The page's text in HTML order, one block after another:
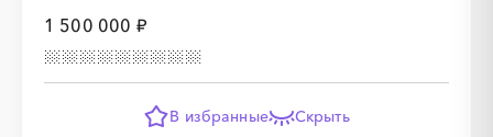
1 500 000 ₽
В избранные Скрыть